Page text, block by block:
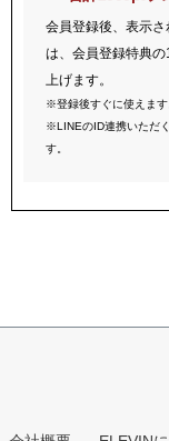
会員登録後、表示
は、会員登録特典
上げます。
※登録後すぐに使えます
※LINEのID連携いただ
す。